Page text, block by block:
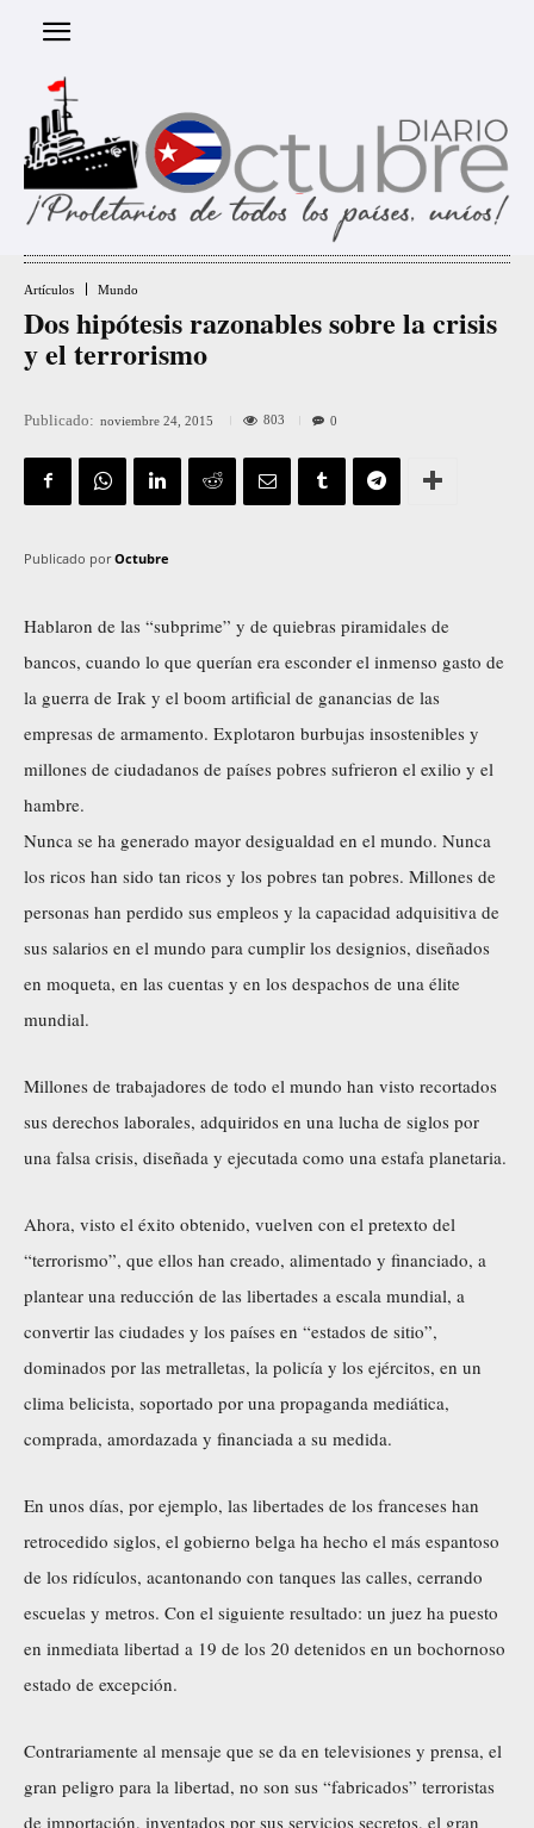
Artículos Mundo
Dos hipótesis razonables sobre la crisis
y el terrorismo
Publicado: noviembre 24, 2015 803 0
Publicado por Octubre
Hablaron de las “subprime” y de quiebras piramidales de
bancos, cuando lo que querían era esconder el inmenso gasto de
la guerra de Irak y el boom artificial de ganancias de las
empresas de armamento. Explotaron burbujas insostenibles y
millones de ciudadanos de países pobres sufrieron el exilio y el
hambre.
Nunca se ha generado mayor desigualdad en el mundo. Nunca
los ricos han sido tan ricos y los pobres tan pobres. Millones de
personas han perdido sus empleos y la capacidad adquisitiva de
sus salarios en el mundo para cumplir los designios, diseñados
en moqueta, en las cuentas y en los despachos de una élite
mundial.
Millones de trabajadores de todo el mundo han visto recortados
sus derechos laborales, adquiridos en una lucha de siglos por
una falsa crisis, diseñada y ejecutada como una estafa planetaria.
Ahora, visto el éxito obtenido, vuelven con el pretexto del
“terrorismo”, que ellos han creado, alimentado y financiado, a
plantear una reducción de las libertades a escala mundial, a
convertir las ciudades y los países en “estados de sitio”,
dominados por las metralletas, la policía y los ejércitos, en un
clima belicista, soportado por una propaganda mediática,
comprada, amordazada y financiada a su medida.
En unos días, por ejemplo, las libertades de los franceses han
retrocedido siglos, el gobierno belga ha hecho el más espantoso
de los ridículos, acantonando con tanques las calles, cerrando
escuelas y metros. Con el siguiente resultado: un juez ha puesto
en inmediata libertad a 19 de los 20 detenidos en un bochornoso
estado de excepción.
Contrariamente al mensaje que se da en televisiones y prensa, el
gran peligro para la libertad, no son sus “fabricados” terroristas
de importación, inventados por sus servicios secretos, el gran